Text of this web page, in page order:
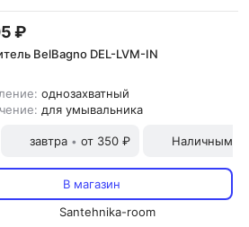
₽
BelBagno DEL-LVM-IN
однозахватный
для умывальника
завтра • от 350 ₽ Наличными
В магазин
Santehnika-room